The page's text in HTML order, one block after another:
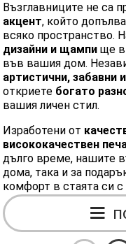
Възглавниците не са
акцент, който
всяко пространство.
дизайни и щампи ще
във вашия дом.
артистични, забавни
откриете богато
вашия личен стил.
Изработени от
висококачествен
дълго време, нашите
дома, така и за
комфорт в стаята си